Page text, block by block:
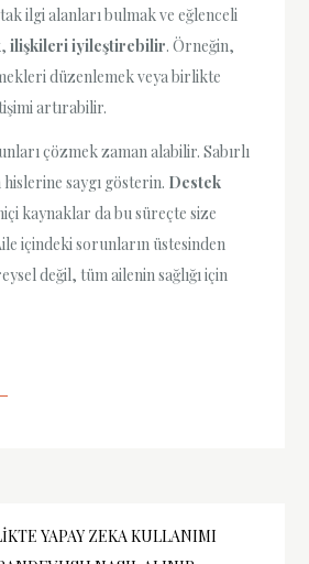
ilgi alanları bulmak ve eğlenceli
ilişkileri iyileştirebilir. Örneğin,
düzenlemek veya birlikte
artırabilir.
çözmek zaman alabilir. Sabırlı
saygı gösterin. Destek
kaynaklar da bu süreçte size
içindeki sorunların üstesinden
değil, tüm ailenin sağlığı için
YAPAY ZEKA KULLANIMI